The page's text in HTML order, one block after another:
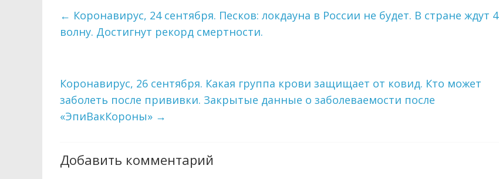
← Коронавирус, 24 сентября. Песков: локдауна в России не будет. В стране ждут 4
волну. Достигнут рекорд смертности.
Коронавирус, 26 сентября. Какая группа крови защищает от ковид. Кто может
заболеть после прививки. Закрытые данные о заболеваемости после
«ЭпиВакКороны» →
Добавить комментарий